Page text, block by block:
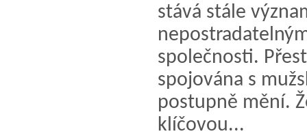
stává stále
společnosti.
spojována s
postupně mění.
klíčovou...